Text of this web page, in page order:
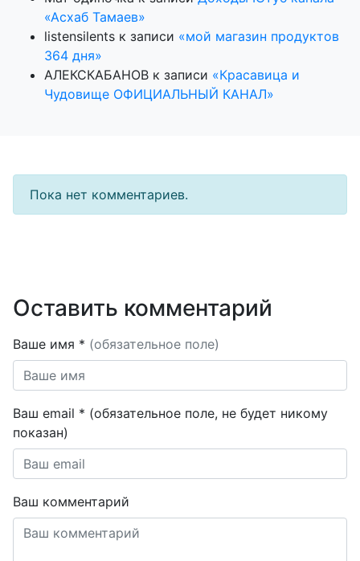
«Асхаб Тамаев»
listensilents к записи «мой магазин продуктов
364 дня»
АЛЕКСКАБАНОВ к записи «Красавица и
Чудовище ОФИЦИАЛЬНЫЙ КАНАЛ»
Пока нет комментариев.
Оставить комментарий
Ваше имя * (обязательное поле)
Ваш email * (обязательное поле, не будет никому
показан)
Ваш комментарий